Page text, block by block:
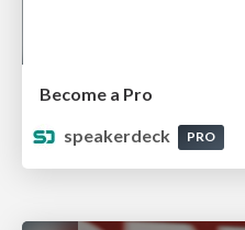
Become a Pro
speakerdeck
PRO